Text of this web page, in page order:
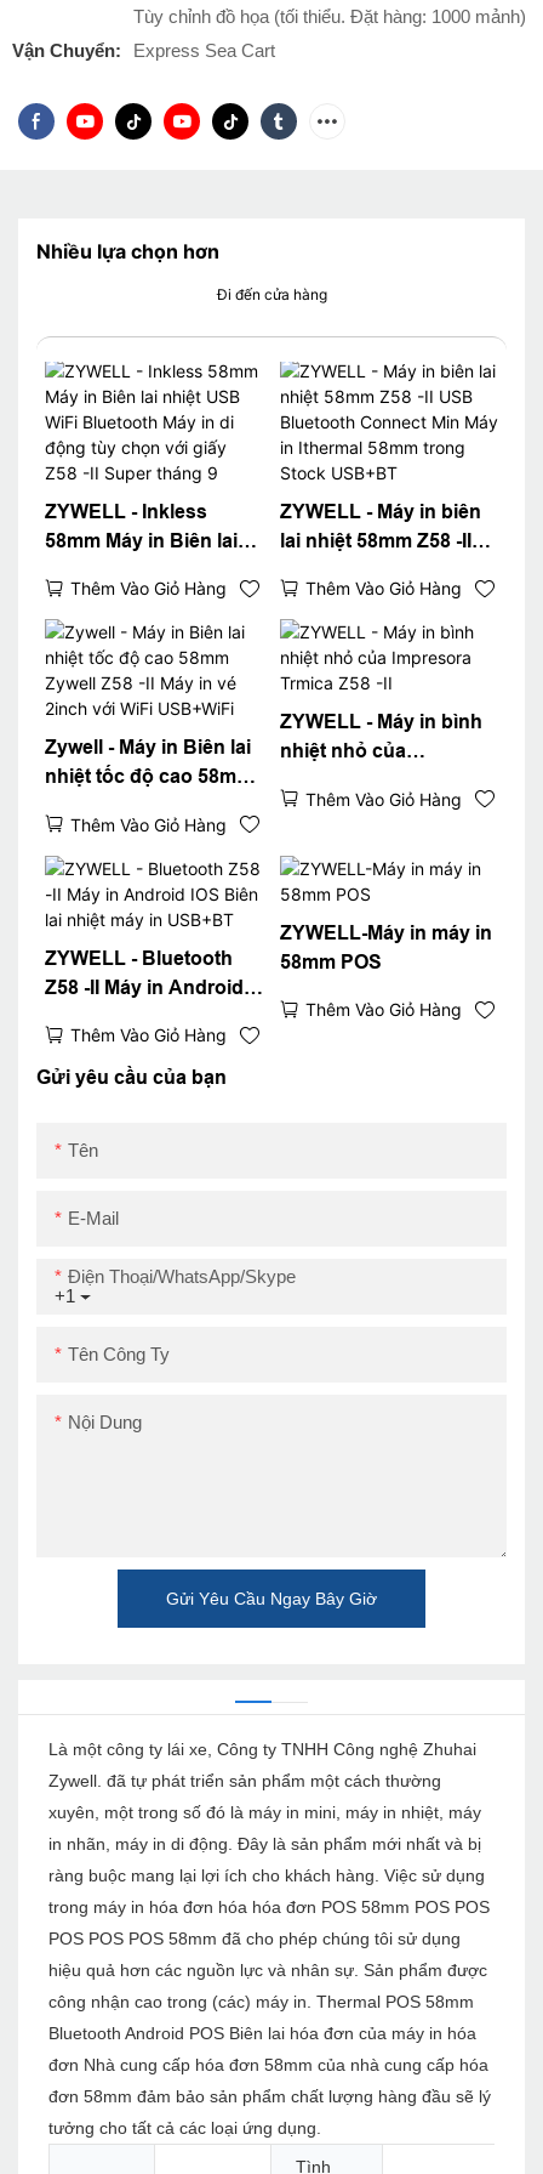
Tùy chỉnh đồ họa (tối thiểu. Đặt hàng: 1000 mảnh)
Vận Chuyển:
Express Sea Cart
Nhiều lựa chọn hơn
Đi đến cửa hàng
ZYWELL - Inkless
58mm Máy in Biên lai
Bluetooth Máy in di
động tùy chọn với giấy
Z58 -II Super tháng 9
Thêm Vào Giỏ Hàng
ZYWELL - Máy in biên
lai nhiệt 58mm Z58 -II
Connect Min Máy in
Ithermal 58mm trong
Stock USB+BT
Thêm Vào Giỏ Hàng
Zywell - Máy in Biên lai
nhiệt tốc độ cao 58mm
2inch với WiFi
USB+WiFi
Thêm Vào Giỏ Hàng
ZYWELL - Máy in bình
nhiệt nhỏ của
II
Thêm Vào Giỏ Hàng
ZYWELL - Bluetooth
Z58 -II Máy in Android
in USB+BT
Thêm Vào Giỏ Hàng
ZYWELL-Máy in máy in
58mm POS
Thêm Vào Giỏ Hàng
Gửi yêu cầu của bạn
Tên
E-Mail
+1
Điện Thoại/WhatsApp/Skype
Tên Công Ty
Nội Dung
Gửi Yêu Cầu Ngay Bây Giờ
Là một công ty lái xe, Công ty TNHH Công nghệ Zhuhai
Zywell. đã tự phát triển sản phẩm một cách thường
xuyên, một trong số đó là máy in mini, máy in nhiệt, máy
in nhãn, máy in di động. Đây là sản phẩm mới nhất và bị
ràng buộc mang lại lợi ích cho khách hàng. Việc sử dụng
trong máy in hóa đơn hóa hóa đơn POS 58mm POS POS
POS POS POS 58mm đã cho phép chúng tôi sử dụng
hiệu quả hơn các nguồn lực và nhân sự. Sản phẩm được
công nhận cao trong (các) máy in. Thermal POS 58mm
Bluetooth Android POS Biên lai hóa đơn của máy in hóa
đơn Nhà cung cấp hóa đơn 58mm của nhà cung cấp hóa
đơn 58mm đảm bảo sản phẩm chất lượng hàng đầu sẽ lý
tưởng cho tất cả các loại ứng dụng.
Tình